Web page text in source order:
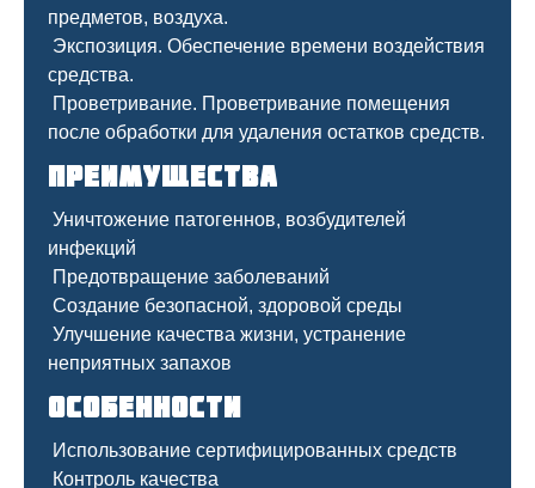
предметов, воздуха.
Экспозиция. Обеспечение времени воздействия
средства.
Проветривание. Проветривание помещения
после обработки для удаления остатков средств.
Преимущества
Уничтожение патогеннов, возбудителей
инфекций
Предотвращение заболеваний
Создание безопасной, здоровой среды
Улучшение качества жизни, устранение
неприятных запахов
Особенности
Использование сертифицированных средств
Контроль качества